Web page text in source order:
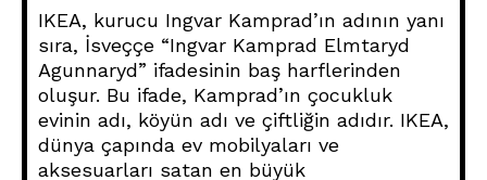
IKEA, kurucu Ingvar Kamprad’ın adının yanı
sıra, İsveççe “Ingvar Kamprad Elmtaryd
Agunnaryd” ifadesinin baş harflerinden
oluşur. Bu ifade, Kamprad’ın çocukluk
evinin adı, köyün adı ve çiftliğin adıdır. IKEA,
dünya çapında ev mobilyaları ve
aksesuarları satan en büyük